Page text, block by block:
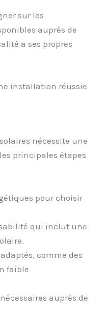
sur les
auprès de
a ses propres
installation réussie
nécessite une
principales étapes
pour choisir
qui inclut une
comme des
faible
auprès de